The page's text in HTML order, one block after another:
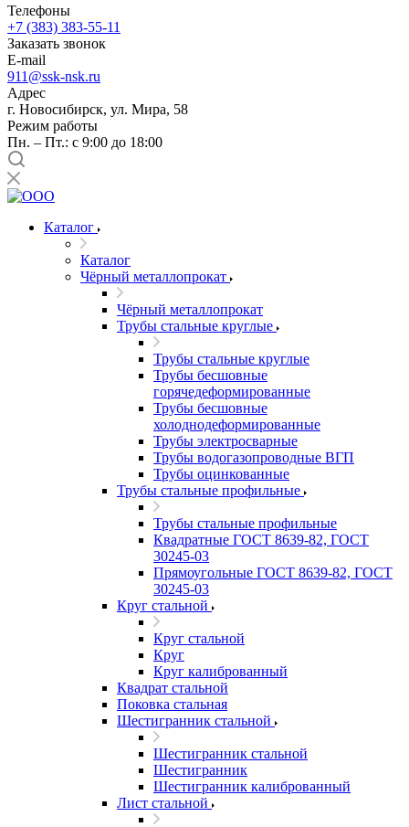
Телефоны
+7 (383) 383-55-11
Заказать звонок
E-mail
911@ssk-nsk.ru
Адрес
г. Новосибирск, ул. Мира, 58
Режим работы
Пн. – Пт.: с 9:00 до 18:00
Каталог
Каталог
Чёрный металлопрокат
Чёрный металлопрокат
Трубы стальные круглые
Трубы стальные круглые
Трубы бесшовные
горячедеформированные
Трубы бесшовные
холоднодеформированные
Трубы электросварные
Трубы водогазопроводные ВГП
Трубы оцинкованные
Трубы стальные профильные
Трубы стальные профильные
Квадратные ГОСТ 8639-82, ГОСТ
30245-03
Прямоугольные ГОСТ 8639-82, ГОСТ
30245-03
Круг стальной
Круг стальной
Круг
Круг калиброванный
Квадрат стальной
Поковка стальная
Шестигранник стальной
Шестигранник стальной
Шестигранник
Шестигранник калиброванный
Лист стальной